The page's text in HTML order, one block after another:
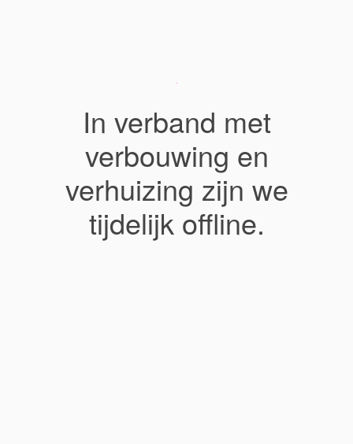
In verband met
verbouwing en
verhuizing zijn we
tijdelijk offline.